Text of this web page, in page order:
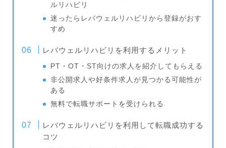
ルリハビリ
迷ったらレバウェルリハビリから登録がおす
すめ
レバウェルリハビリを利用するメリット
PT・OT・ST向けの求人を紹介してもらえる
非公開求人や好条件求人が見つかる可能性が
ある
無料で転職サポートを受けられる
レバウェルリハビリを利用して転職成功する
コツ